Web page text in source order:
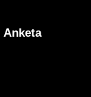
Anketa